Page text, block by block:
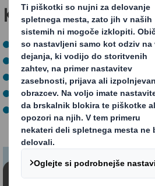
Kaj to pomeni za
Jasne specifikacije zmogljivosti.
Jasna merila skladnosti.
Vedno zanesljiva embalaža.
Brez nepotrebnih stroškov ali
Ne več materiala kot je nujno
Vsebina je